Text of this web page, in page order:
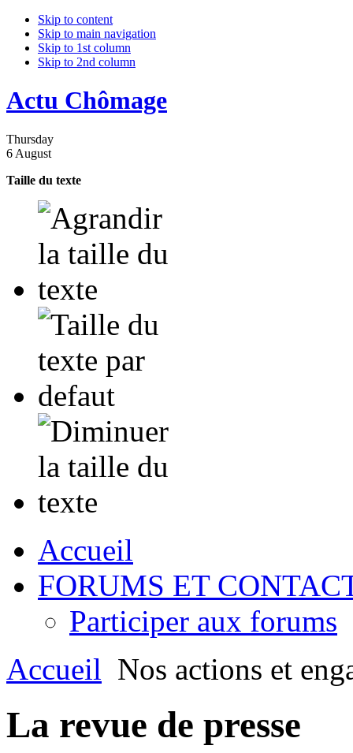
Skip to content
Skip to main navigation
Skip to 1st column
Skip to 2nd column
Actu Chômage
Thursday
6 August
Taille du texte
Accueil
FORUMS ET
Participer aux forums
Accueil Nos actions et
La revue de presse